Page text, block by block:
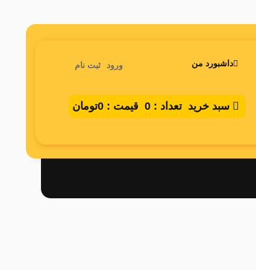
داشبورد من ورود ثبت نام
سبد خریدتعداد :0 قیمت :0تومان